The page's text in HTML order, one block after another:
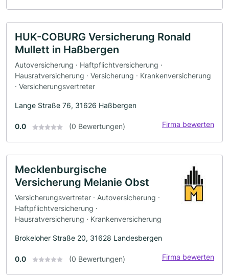
HUK-COBURG Versicherung Ronald
Mullett in Haßbergen
Autoversicherung · Haftpflichtversicherung ·
Hausratversicherung · Versicherung · Krankenversicherung
· Versicherungsvertreter
Lange Straße 76, 31626 Haßbergen
0.0 (0 Bewertungen) Firma bewerten
Mecklenburgische
Versicherung Melanie Obst
Versicherungsvertreter · Autoversicherung ·
Haftpflichtversicherung ·
Hausratversicherung · Krankenversicherung
Brokeloher Straße 20, 31628 Landesbergen
0.0 (0 Bewertungen) Firma bewerten